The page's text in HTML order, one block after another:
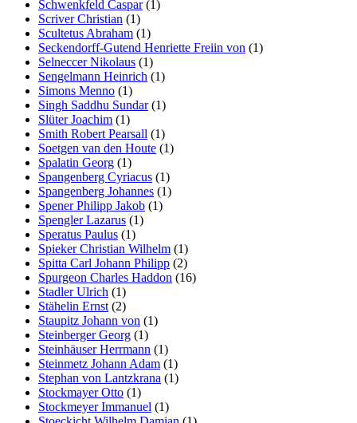
Schwenkfeld Caspar(1)
Scriver Christian (1)
Scultetus Abraham (1)
Seckendorff-Gutend Henriette Freiin von (1)
Selneccer Nikolaus (1)
Sengelmann Heinrich (1)
Simons Menno (1)
Singh Saddhu Sundar(1)
Slüter Joachim (1)
Smith Robert Pearsall (1)
Soetgen van den Houte (1)
Spalatin Georg (1)
Spangenberg Cyriacus (1)
Spangenberg Johannes (1)
Spener Philipp Jakob (1)
Spengler Lazarus (1)
Speratus Paulus (1)
Spieker Christian Wilhelm (1)
Spitta Carl Johann Philipp (2)
Spurgeon Charles Haddon (16)
Stadler Ulrich (1)
Stähelin Ernst (2)
Staupitz Johann von (1)
Steinberger Georg (1)
Steinhäuser Herrmann (1)
Steinmetz Johann Adam (1)
Stephan von Lantzkrana (1)
Stockmayer Otto (1)
Stockmeyer Immanuel (1)